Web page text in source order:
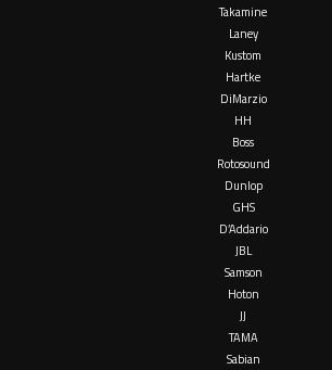
Takamine
Laney
Kustom
Hartke
DiMarzio
HH
Boss
Rotosound
Dunlop
GHS
D’Addario
JBL
Samson
Hoton
JJ
TAMA
Sabian